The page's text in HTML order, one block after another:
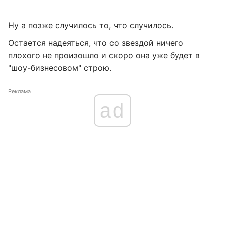
Ну а позже случилось то, что случилось.
Остается надеяться, что со звездой ничего
плохого не произошло и скоро она уже будет в
"шоу-бизнесовом" строю.
Реклама
ad